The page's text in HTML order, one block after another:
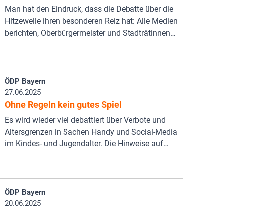
Man hat den Eindruck, dass die Debatte über die
Hitzewelle ihren besonderen Reiz hat: Alle Medien
berichten, Oberbürgermeister und Stadträtinnen…
ÖDP Bayern
27.06.2025
Ohne Regeln kein gutes Spiel
Es wird wieder viel debattiert über Verbote und
Altersgrenzen in Sachen Handy und Social-Media
im Kindes- und Jugendalter. Die Hinweise auf…
ÖDP Bayern
20.06.2025